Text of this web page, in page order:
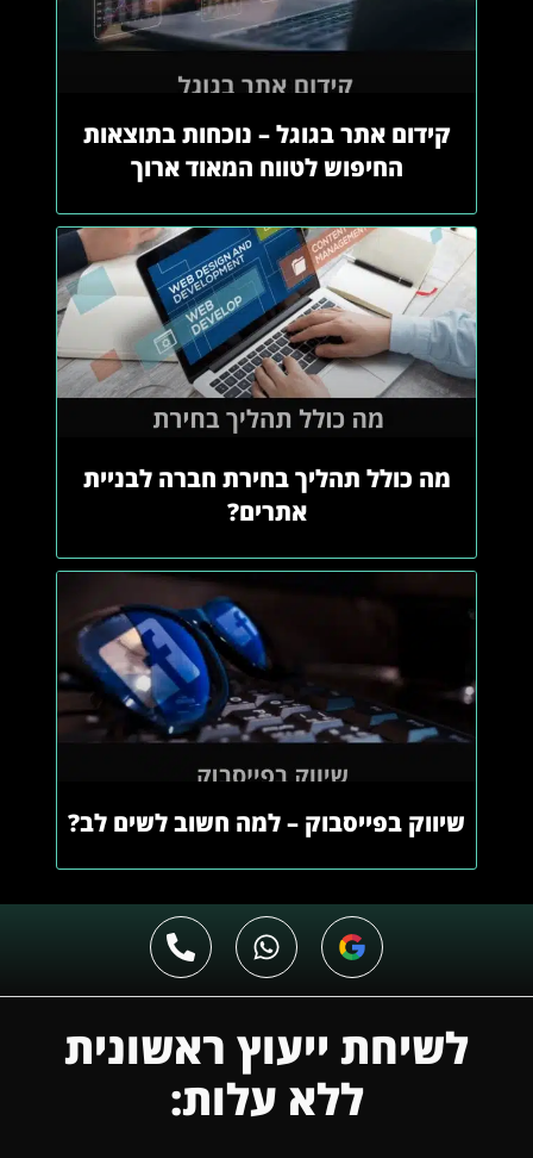
קידום אתר בגוגל – נוכחות בתוצאות
החיפוש לטווח המאוד ארוך
מה כולל תהליך בחירת חברה לבניית
אתרים?
שיווק בפייסבוק – למה חשוב לשים לב?
לשיחת ייעוץ ראשונית
ללא עלות: